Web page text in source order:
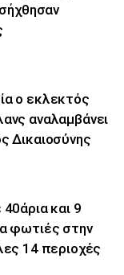
ο εκλεκτός
αναλαμβάνει
Δικαιοσύνης
και 9
φωτιές στην
14 περιοχές